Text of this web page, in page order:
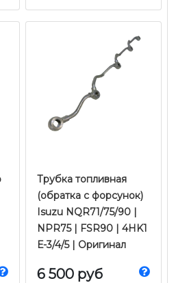
Трубка топливная
(обратка с форсунок)
Isuzu NQR71/75/90 |
NPR75 | FSR90 | 4HK1
Е-3/4/5 | Оригинал
6 500 руб